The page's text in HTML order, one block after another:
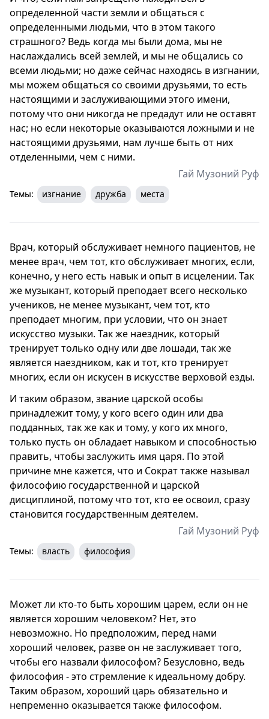
определенной части земли и общаться с
определенными людьми, что в этом такого
страшного? Ведь когда мы были дома, мы не
наслаждались всей землей, и мы не общались со
всеми людьми; но даже сейчас находясь в изгнании,
мы можем общаться со своими друзьями, то есть
настоящими и заслуживающими этого имени,
потому что они никогда не предадут или не оставят
нас; но если некоторые оказываются ложными и не
настоящими друзьями, нам лучше быть от них
отделенными, чем с ними.
Гай Музоний Руф
Темы: изгнание дружба места
Врач, который обслуживает немного пациентов, не
менее врач, чем тот, кто обслуживает многих, если,
конечно, у него есть навык и опыт в исцелении. Так
же музыкант, который преподает всего несколько
учеников, не менее музыкант, чем тот, кто
преподает многим, при условии, что он знает
искусство музыки. Так же наездник, который
тренирует только одну или две лошади, так же
является наездником, как и тот, кто тренирует
многих, если он искусен в искусстве верховой езды.
И таким образом, звание царской особы
принадлежит тому, у кого всего один или два
подданных, так же как и тому, у кого их много,
только пусть он обладает навыком и способностью
править, чтобы заслужить имя царя. По этой
причине мне кажется, что и Сократ также называл
философию государственной и царской
дисциплиной, потому что тот, кто ее освоил, сразу
становится государственным деятелем.
Гай Музоний Руф
Темы: власть философия
Может ли кто-то быть хорошим царем, если он не
является хорошим человеком? Нет, это
невозможно. Но предположим, перед нами
хороший человек, разве он не заслуживает того,
чтобы его назвали философом? Безусловно, ведь
философия - это стремление к идеальному добру.
Таким образом, хороший царь обязательно и
непременно оказывается также философом.